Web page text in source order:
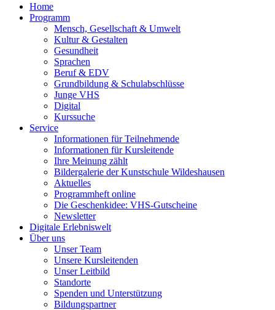
Home
Programm
Mensch, Gesellschaft & Umwelt
Kultur & Gestalten
Gesundheit
Sprachen
Beruf & EDV
Grundbildung & Schulabschlüsse
Junge VHS
Digital
Kurssuche
Service
Informationen für Teilnehmende
Informationen für Kursleitende
Ihre Meinung zählt
Bildergalerie der Kunstschule Wildeshausen
Aktuelles
Programmheft online
Die Geschenkidee: VHS-Gutscheine
Newsletter
Digitale Erlebniswelt
Über uns
Unser Team
Unsere Kursleitenden
Unser Leitbild
Standorte
Spenden und Unterstützung
Bildungspartner